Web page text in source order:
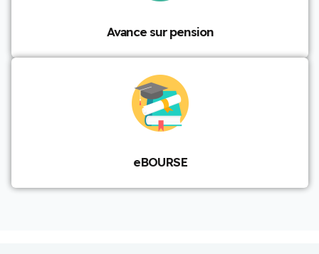
Avance sur pension
eBOURSE